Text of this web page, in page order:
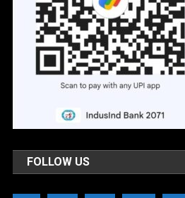
FOLLOW US